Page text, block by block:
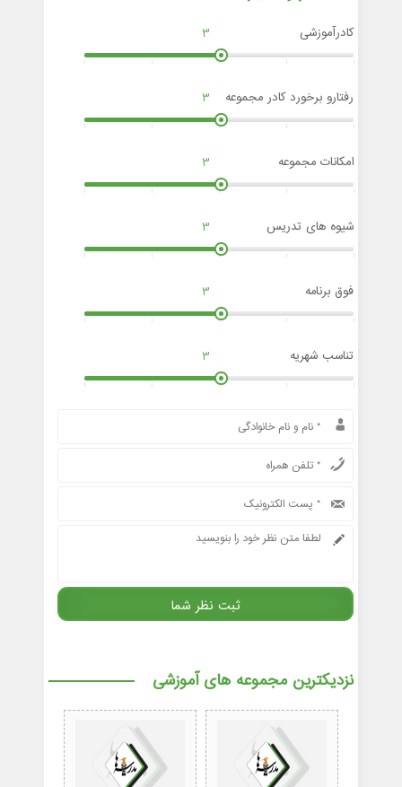
کادرآموزشی 3
رفتارو برخورد کادر مجموعه 3
امکانات مجموعه 3
شیوه های تدریس 3
فوق برنامه 3
تناسب شهریه 3
نزدیکترین مجموعه های آموزشی